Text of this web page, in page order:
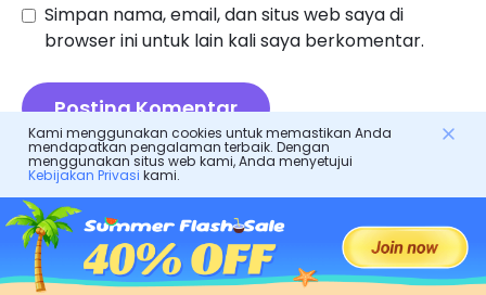
Simpan nama, email, dan situs web saya di
browser ini untuk lain kali saya berkomentar.
Bimbingan orang tua
Cara membuka kunci iphone tanpa kode sandi:
panduan orang tua
Kami menggunakan cookies untuk memastikan Anda
mendapatkan pengalaman terbaik. Dengan
menggunakan situs web kami, Anda menyetujui
Kebijakan Privasi kami.